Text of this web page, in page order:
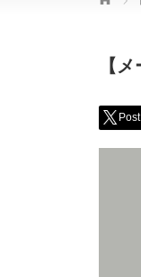
【
Post